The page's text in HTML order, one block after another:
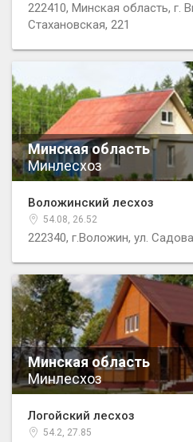
222410, Минская область, г.
Стахановская, 221
Минская область
Минлесхоз
Воложинский лесхоз
54.08, 26.52
222340, г.Воложин, ул.
Минская область
Минлесхоз
Логойский лесхоз
54.2, 27.85